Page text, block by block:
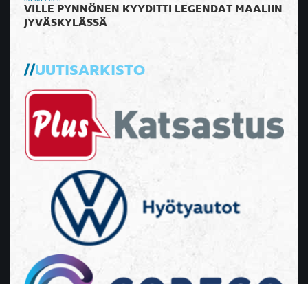
VILLE PYNNÖNEN KYYDITTI LEGENDAT MAALIIN
JYVÄSKYLÄSSÄ
UUTISARKISTO